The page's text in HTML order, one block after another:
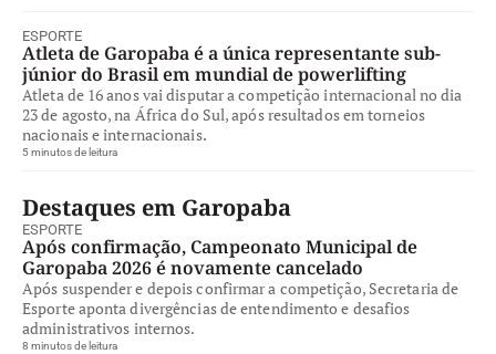
ESPORTE
Atleta de Garopaba é a única representante sub-
júnior do Brasil em mundial de powerlifting
Atleta de 16 anos vai disputar a competição internacional no dia
23 de agosto, na África do Sul, após resultados em torneios
nacionais e internacionais.
5 minutos de leitura
Destaques em Garopaba
ESPORTE
Após confirmação, Campeonato Municipal de
Garopaba 2026 é novamente cancelado
Após suspender e depois confirmar a competição, Secretaria de
Esporte aponta divergências de entendimento e desafios
administrativos internos.
8 minutos de leitura